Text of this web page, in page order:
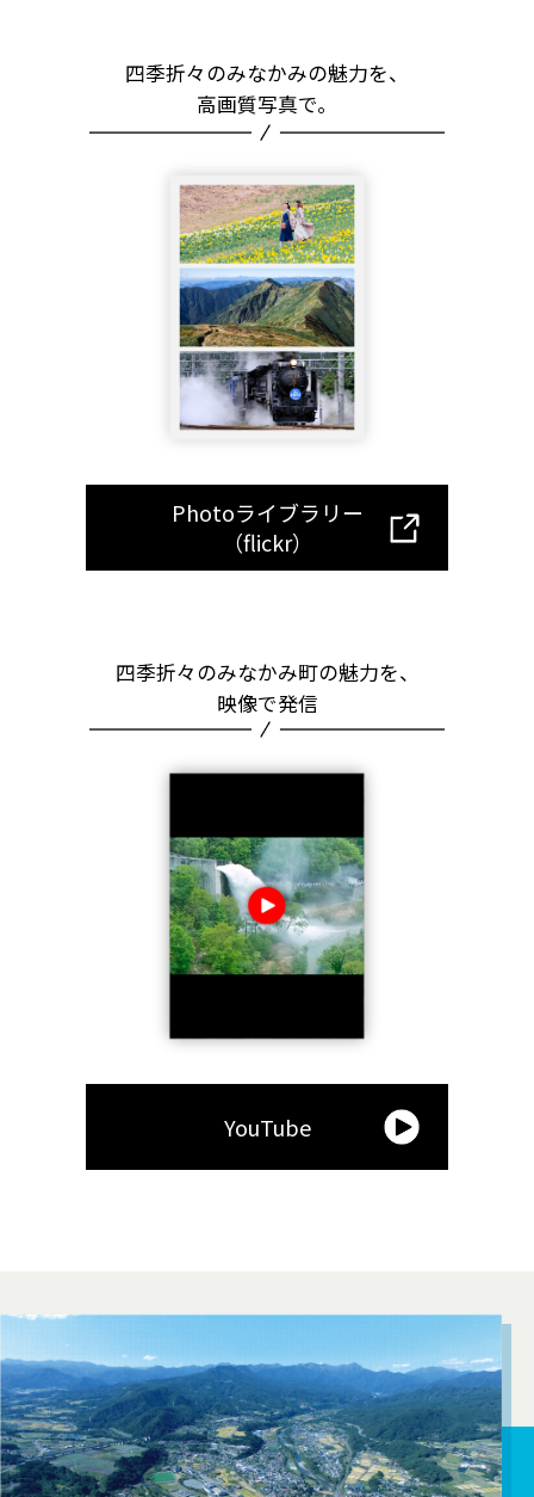
四季折々のみなかみの魅力を、
高画質写真で。
Photoライブラリー
（flickr）
四季折々のみなかみ町の魅力を、
映像で発信
YouTube